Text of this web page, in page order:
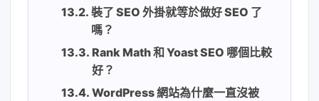
裝了 SEO 外掛就等於做好 SEO 了
嗎？
Rank Math 和 Yoast SEO 哪個比較
好？
WordPress 網站為什麼一直沒被